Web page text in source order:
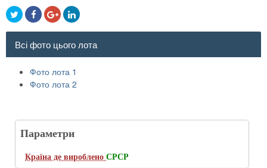
Всі фото цього лота
Фото лота 1
Фото лота 2
Параметри
Країна де вироблено СРСР